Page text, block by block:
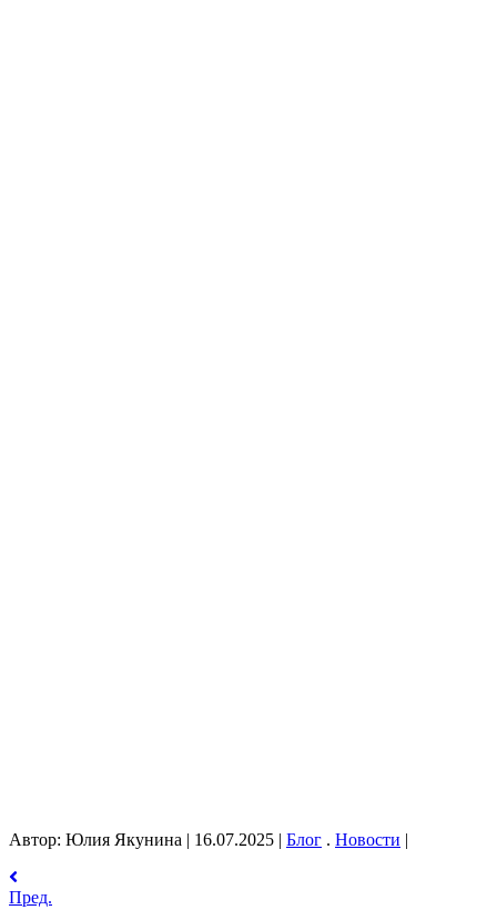
Автор: Юлия Якунина | 16.07.2025 | Блог . Новости |
Пред.